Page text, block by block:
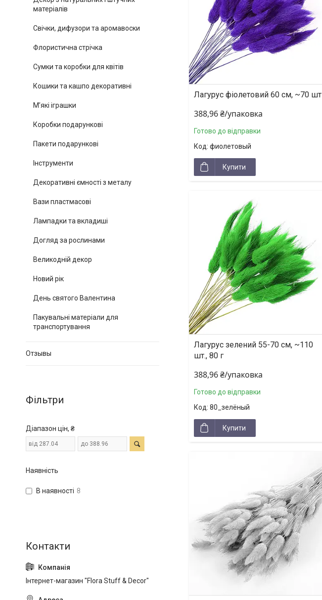
Лагурус фіолетовий 60 см, ~70 шт
388,96 ₴/упаковка
Готово до відправки
фиолетовый
Купити
Лагурус зелений 55-70 см, ~110
шт., 80 г
388,96 ₴/упаковка
Готово до відправки
80_зелёный
Купити
матеріалів
Свічки, дифузори та аромавоски
Флористична стрічка
Сумки та коробки для квітів
Кошики та кашпо декоративні
М’які іграшки
Коробки подарункові
Пакети подарункові
Інструменти
Декоративні ємності з металу
Вази пластмасові
Лампадки та вкладиші
Догляд за рослинами
Великодній декор
Новий рік
День святого Валентина
Пакувальні матеріали для
транспортування
Отзывы
Фільтри
Діапазон цін, ₴
Наявність
В наявності 8
Інтернет-магазин "Flora Stuff & Decor"